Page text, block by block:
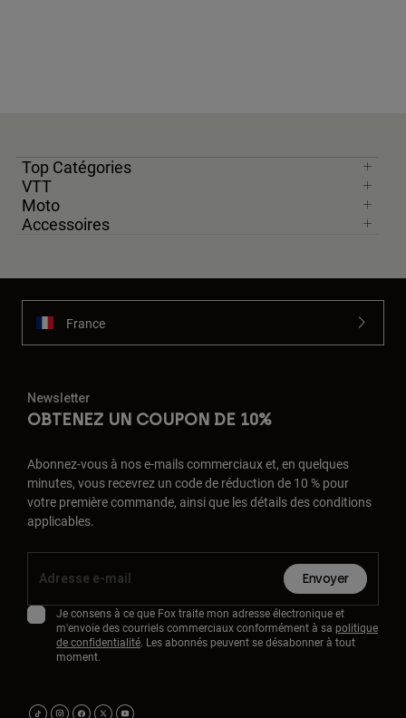
Top Catégories
VTT
Moto
Accessoires
France
Newsletter
OBTENEZ UN COUPON DE 10%
Abonnez-vous à nos e-mails commerciaux et, en quelques
minutes, vous recevrez un code de réduction de 10 % pour
votre première commande, ainsi que les détails des conditions
applicables.
Envoyer
Je consens à ce que Fox traite mon adresse électronique et
m'envoie des courriels commerciaux conformément à sa politique
de confidentialité. Les abonnés peuvent se désabonner à tout
moment.